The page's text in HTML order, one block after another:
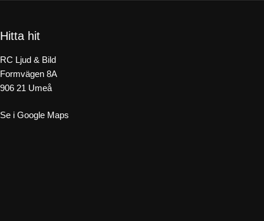
Hitta hit
RC Ljud & Bild
Formvägen 8A
906 21 Umeå
Se i Google Maps